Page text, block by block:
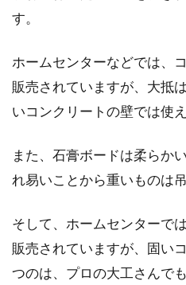
す。
ホームセンターなどでは、
販売されていますが、大抵
いコンクリートの壁では使え
また、石膏ボードは柔らか
れ易いことから重いものは
そして、ホームセンターで
販売されていますが、固い
つのは、プロの大工さんで